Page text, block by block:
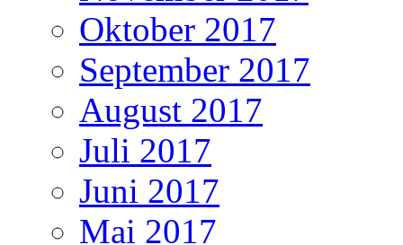
Oktober 2017
September 2017
August 2017
Juli 2017
Juni 2017
Mai 2017